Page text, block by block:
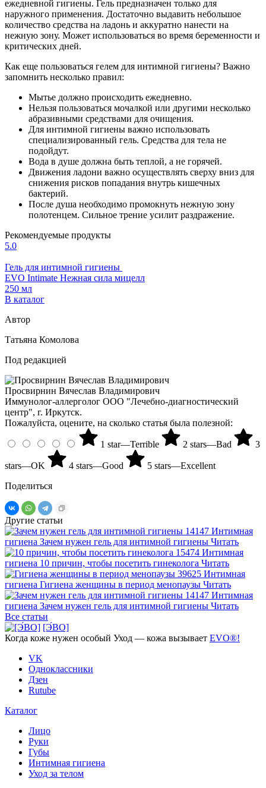
ежедневной гигиены. Гель предназначен только для
наружного применения. Достаточно выдавить небольшое
количество средства на ладонь и аккуратно нанести на
нежную зону. Может использоваться во время беременности и
критических дней.
Как еще пользоваться гелем для интимной гигиены? Важно
запомнить несколько правил:
Мытье должно происходить ежедневно.
Нельзя пользоваться мочалкой или другими несколько
абразивными средствами для очищения.
Для интимной гигиены важно использовать
специализированный гель. Средства для тела не
подойдут.
Вода в душе должна быть теплой, а не горячей.
Движения ладони важно осуществлять сверху вниз для
снижения рисков попадания внутрь кишечных
бактерий.
После душа необходимо промокнуть нежную зону
полотенцем. Сильное трение усилит раздражение.
Рекомендуемые продукты
5.0
Гель для интимной гигиены
EVO Intimate Нежная сила мицелл
250 мл
В каталог
Автор
Татьяна Комолова
Под редакцией
Просвирнин Вячеслав Владимирович
Иммунолог-аллерголог ООО "Лечебно-диагностический
центр", г. Иркутск.
Пожалуйста, оцените, на сколько статья была полезной:
1 star—Terrible 2 stars—Bad 3
stars—OK 4 stars—Good
5 stars—Excellent
Поделиться
Другие статьи
14147 Интимная
гигиена Зачем нужен гель для интимной гигиены Читать
15474 Интимная
гигиена 10 причин, чтобы посетить гинеколога Читать
39625 Интимная
гигиена Гигиена женщины в период менопаузы Читать
14147 Интимная
гигиена Зачем нужен гель для интимной гигиены Читать
Все статьи
[Э́ВО]
Когда коже нужен особый Уход — кожа вызывает EVO®!
VK
Одноклассники
Дзен
Rutube
Каталог
Лицо
Руки
Губы
Интимная гигиена
Уход за телом